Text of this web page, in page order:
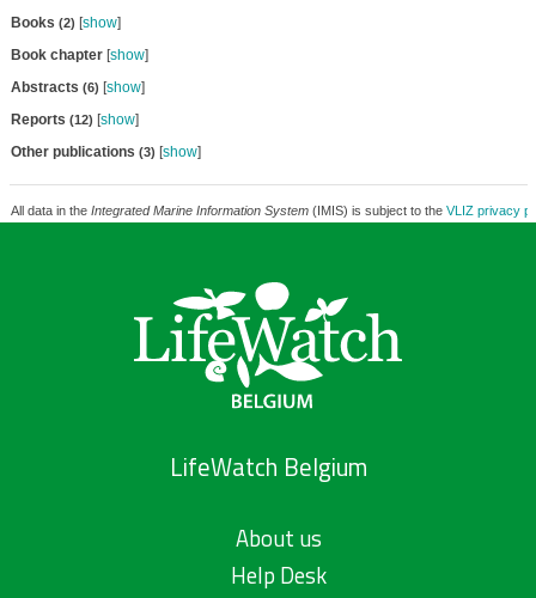
Books (2) [show]
Book chapter[show]
Abstracts (6) [show]
Reports (12) [show]
Other publications (3) [show]
All data in the Integrated Marine Information System(IMIS) is subject to the VLIZ privacy
LifeWatch Belgium
About us
Help Desk